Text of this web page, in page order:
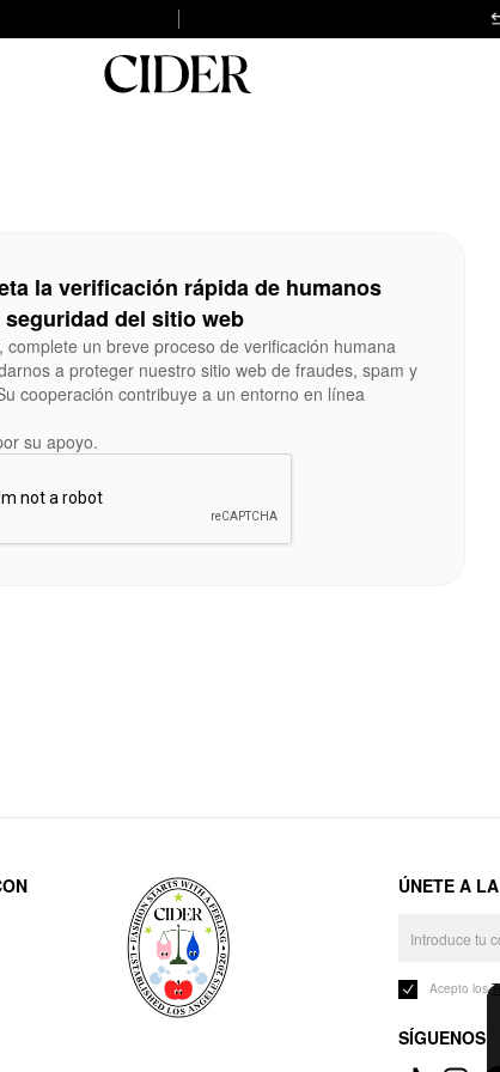
la verificación rápida de humanos
seguridad del sitio web
complete un breve proceso de verificación humana
a proteger nuestro sitio web de fraudes, spam y
cooperación contribuye a un entorno en línea
su apoyo.
ÚNETE A
Acepto los
SÍGUENOS